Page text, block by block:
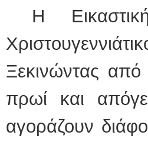
H
Ξεκινώντας
πρωί και
αγοράζουν